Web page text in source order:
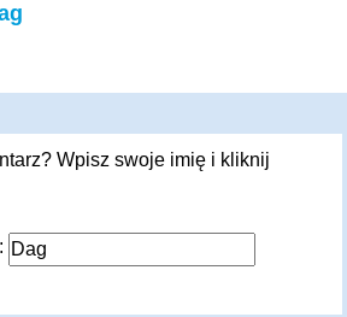
Wpisz swoje imię i kliknij